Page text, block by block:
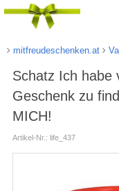
mitfreudeschenken.at
Schatz Ich habe
Geschenk zu
MICH!
Artikel-Nr.: life_437